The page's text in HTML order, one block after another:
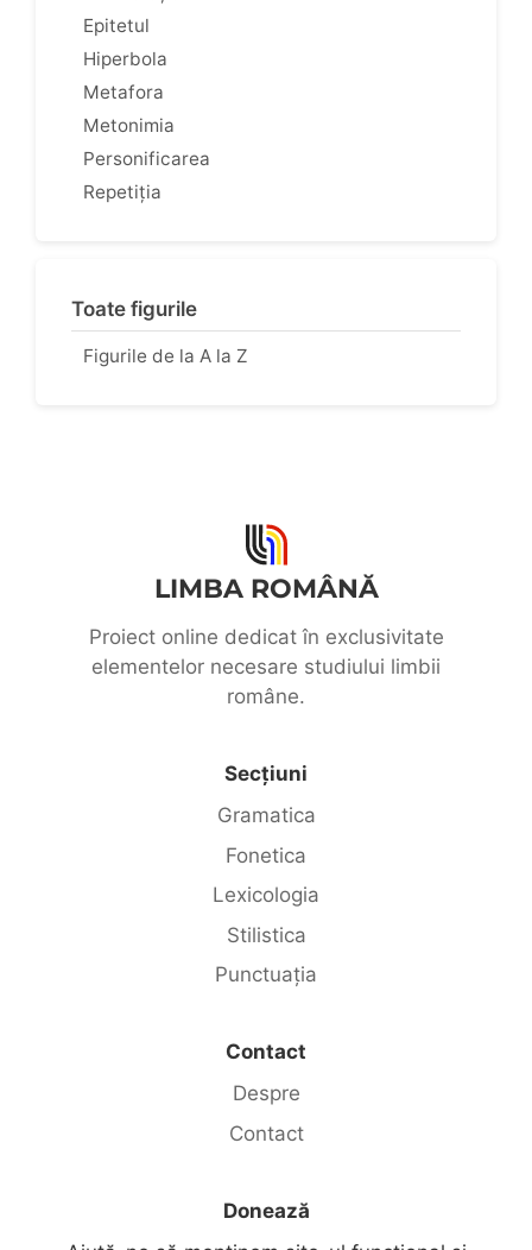
Epitetul
Hiperbola
Metafora
Metonimia
Personificarea
Repetiția
Toate figurile
Figurile de la A la Z
LIMBA ROMÂNĂ
Proiect online dedicat în exclusivitate
elementelor necesare studiului limbii
române.
Secțiuni
Gramatica
Fonetica
Lexicologia
Stilistica
Punctuația
Contact
Despre
Contact
Donează